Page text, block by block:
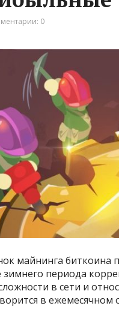
0
майнинга биткоина
зимнего периода
в сети и
в ежемесячном